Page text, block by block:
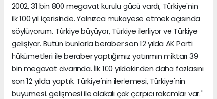
2002, 31 bin 800 megavat kurulu gücü vardı, Türkiye'nin
ilk 100 yıl içerisinde. Yalnızca mukayese etmek açısında
söylüyorum. Türkiye büyüyor, Türkiye ilerliyor ve Türkiye
gelişiyor. Bütün bunlarla beraber son 12 yılda AK Parti
hükümetleri ile beraber yaptığımız yatırımın miktarı 39
bin megavat civarında. İlk 100 yıldakinden daha fazlasını
son 12 yılda yaptık. Türkiye'nin ilerlemesi, Türkiye'nin
büyümesi, gelişmesi ile alakalı çok çarpıcı rakamlar var."